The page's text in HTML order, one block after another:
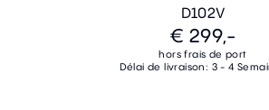
D102V
€ 299,-
hors frais de port
Délai de livraison: 3 - 4